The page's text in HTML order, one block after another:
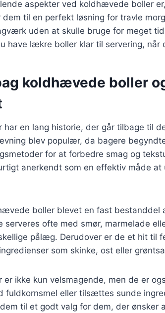
aspekter ved koldhævede boller
til en perfekt løsning for travle
uden at skulle bruge for meget
have lækre boller klar til servering, når
koldhævede boller
en lang historie, der går tilbage til
blev populær, da bagere
for at forbedre smag og
anerkendt som en effektiv måde at
boller blevet en fast bestanddel
serveres ofte med smør, marmelade
pålæg. Derudover er de et hit til
som skinke, ost eller
ikke kun velsmagende, men de er
fuldkornsmel eller tilsættes sunde
til et godt valg for dem, der ønsker